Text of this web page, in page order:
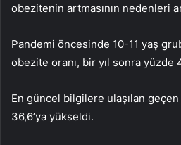
obezitenin artmasının nedenleri
Pandemi öncesinde 10-11 yaş
obezite oranı, bir yıl sonra yüzde
En güncel bilgilere ulaşılan
36,6’ya yükseldi.